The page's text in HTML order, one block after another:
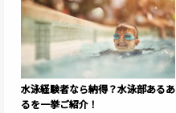
水泳経験者なら納得？水泳部あるあ
るを一挙ご紹介！